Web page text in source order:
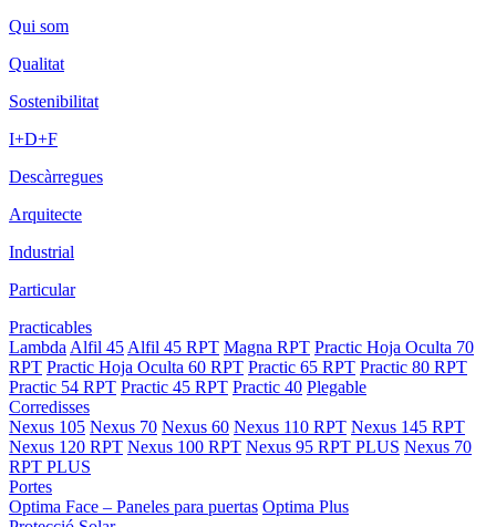
Qui som
Qualitat
Sostenibilitat
I+D+F
Descàrregues
Arquitecte
Industrial
Particular
Practicables
Lambda Alfil 45 Alfil 45 RPT Magna RPT Practic Hoja Oculta 70
RPT Practic Hoja Oculta 60 RPT Practic 65 RPT Practic 80 RPT
Practic 54 RPT Practic 45 RPT Practic 40 Plegable
Corredisses
Nexus 105 Nexus 70 Nexus 60 Nexus 110 RPT Nexus 145 RPT
Nexus 120 RPT Nexus 100 RPT Nexus 95 RPT PLUS Nexus 70
RPT PLUS
Portes
Optima Face – Paneles para puertas Optima Plus